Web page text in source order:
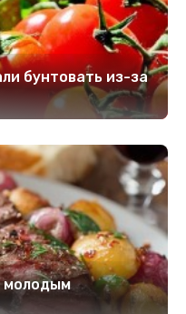
бунтовать из-за
молодым